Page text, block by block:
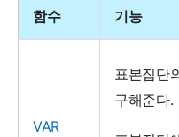
함수 기능
VAR
표본집단
구해준다.